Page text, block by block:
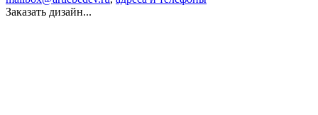
Заказать дизайн...